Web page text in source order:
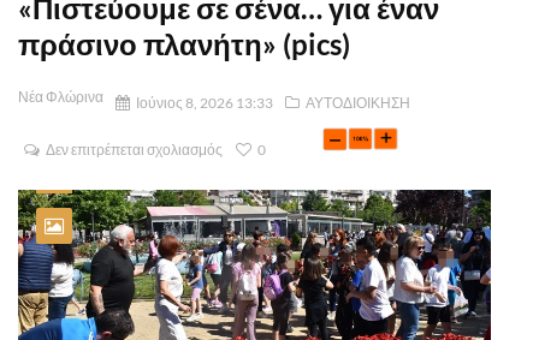
«Πιστεύουμε σε σένα… για έναν
πράσινο πλανήτη» (pics)
Νέα Φλώρινα Ιούνιος 8, 2026 13:33 ΑΥΤΟΔΙΟΙΚΗΣΗ
Δεν επιτρέπεται σχολιασμός 0